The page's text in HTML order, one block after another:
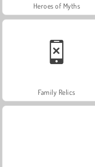
Heroes of Myths
Family Relics